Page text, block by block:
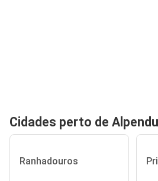
Cidades perto de
Ranhadouros